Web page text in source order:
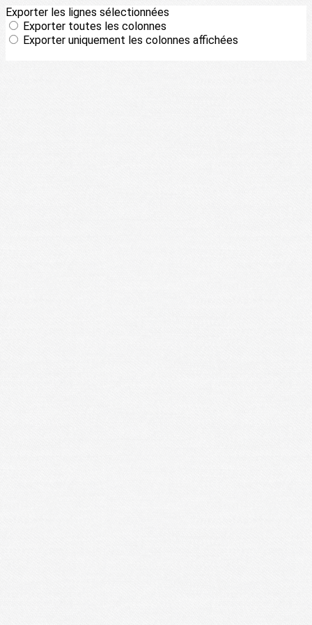
Exporter les lignes sélectionnées
Exporter toutes les colonnes
Exporter uniquement les colonnes affichées